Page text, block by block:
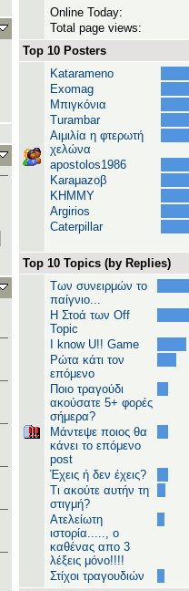
Online Today:
Total page views:
Top 10 Posters
Katarameno
Exomag
Μπιγκόνια
Turambar
Αιμιλία η φτερωτή
χελώνα
apostolos1986
Karaμazoβ
ΚΗΜΜΥ
Argirios
Caterpillar
Top 10 Topics (by Replies)
Των συνειρμών το
παίγνιο...
H Στοά των Off
Topic
I know U!! Game
Ρώτα κάτι τον
επόμενο
Ποιο τραγούδι
ακούσατε 5+ φορές
σήμερα?
Μάντεψε ποιος θα
κάνει το επόμενο
post
Έχεις ή δεν έχεις?
Τι ακούτε αυτήν τη
στιγμή?
Ατελείωτη
ιστορία....., ο
καθένας απο 3
λέξεις μόνο!!!!
Στίχοι τραγουδιών